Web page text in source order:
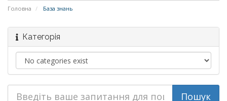
Головна База знань
Категорія